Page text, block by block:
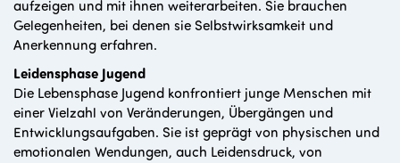
aufzeigen und mit ihnen weiterarbeiten. Sie brauchen
Gelegenheiten, bei denen sie Selbstwirksamkeit und
Anerkennung erfahren.
Leidensphase Jugend
Die Lebensphase Jugend konfrontiert junge Menschen mit
einer Vielzahl von Veränderungen, Übergängen und
Entwicklungsaufgaben. Sie ist geprägt von physischen und
emotionalen Wendungen, auch Leidensdruck, von